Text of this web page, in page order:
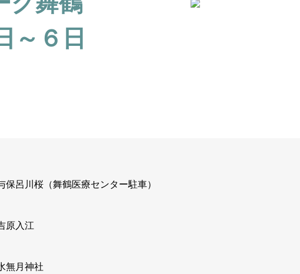
～６日
保呂川桜（舞鶴医療センター駐車）
原入江
無月神社